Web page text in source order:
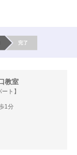
完了
教室
ト】
1分